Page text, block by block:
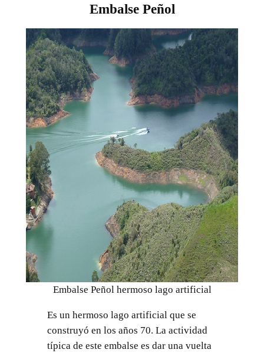
Embalse Peñol
Embalse Peñol hermoso lago artificial
Es un hermoso lago artificial que se
construyó en los años 70. La actividad
típica de este embalse es dar una vuelta